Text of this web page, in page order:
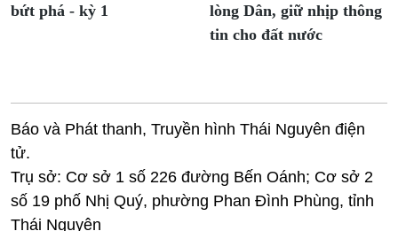
bứt phá - kỳ 1
lòng Dân, giữ nhịp thông
tin cho đất nước
Báo và Phát thanh, Truyền hình Thái Nguyên điện
tử.
Trụ sở: Cơ sở 1 số 226 đường Bến Oánh; Cơ sở 2
số 19 phố Nhị Quý, phường Phan Đình Phùng, tỉnh
Thái Nguyên